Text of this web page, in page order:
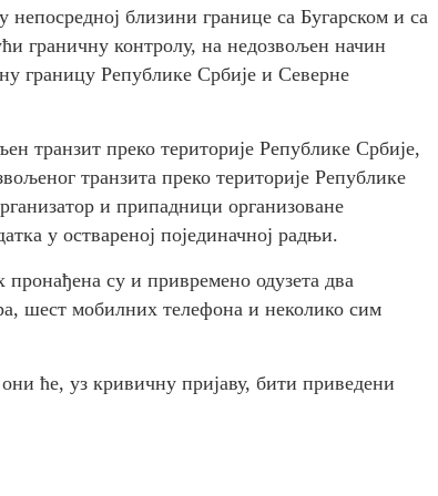
близини границе са Бугарском и са
граничну контролу, на недозвољен начин
границу Републике Србије и Северне
транзит преко територије Републике Србије,
транзита преко територије Републике
и припадници организоване
у оствареној појединачној радњи.
су и привремено одузета два
шест мобилних телефона и неколико сим
ће, уз кривичну пријаву, бити приведени